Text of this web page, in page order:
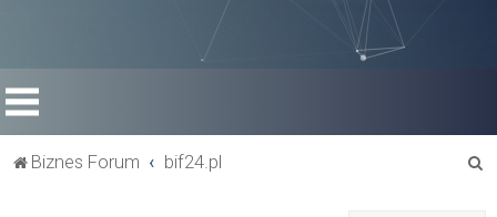
Biznes Forum bif24.pl